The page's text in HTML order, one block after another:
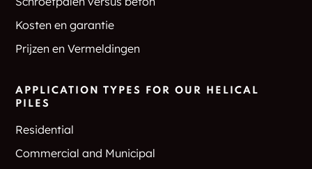
Kosten en garantie
Prijzen en Vermeldingen
APPLICATION TYPES FOR OUR HELICAL
PILES
Residential
Commercial and Municipal